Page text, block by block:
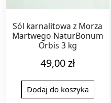
Sól karnalitowa z Morza
Martwego NaturBonum
Orbis 3 kg
49,00zł
Dodaj do koszyka